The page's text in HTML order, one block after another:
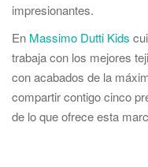
impresionantes.
En Massimo Dutti Kids
trabaja con los mejores
con acabados de la
compartir contigo cinco
de lo que ofrece esta